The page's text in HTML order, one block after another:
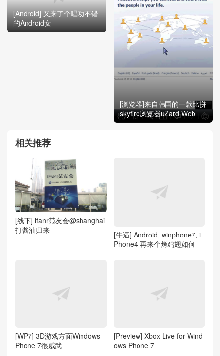
[Android] 又来了个唱功不错
的Android女
[浏览器]来自韩国的一款比拼
skyfire浏览器uZard Web
相关推荐
[线下] ifanr范友会@shanghai
打酱油归来
[牛逼] Android, winphone7, i
Phone4 再来个烤鸡翅如何
[WP7] 3D游戏方面Windows
Phone 7很威武
[Preview] Xbox Live for Wind
ows Phone 7